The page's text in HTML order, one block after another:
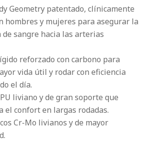
Geometry patentado, clínicamente
hombres y mujeres para asegurar la
sangre hacia las arterias
reforzado con carbono para
vida útil y rodar con eficiencia
el día.
liviano y de gran soporte que
el confort en largas rodadas.
Cr-Mo livianos y de mayor